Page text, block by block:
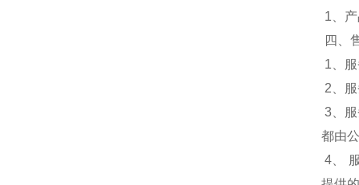
1、
四、
1、
2、
3、
都由
4、